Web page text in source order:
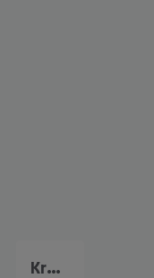
Kroatien Familienurlaub